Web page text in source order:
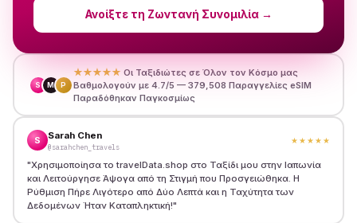
Ανοίξτε τη Ζωντανή Συνομιλία→
S M P
★★★★★ Οι Ταξιδιώτες σε Όλον τον Κόσμο μας
Βαθμολογούν με 4.7/5 — 379,508 Παραγγελίες eSIM
Παραδόθηκαν Παγκοσμίως
S Sarah Chen
@sarahchen_travels
★★★★★
"Χρησιμοποίησα το travelData.shop στο Ταξίδι μου στην Ιαπωνία
και Λειτούργησε Άψογα από τη Στιγμή που Προσγειώθηκα. Η
Ρύθμιση Πήρε Λιγότερο από Δύο Λεπτά και η Ταχύτητα των
Δεδομένων Ήταν Καταπληκτική!"